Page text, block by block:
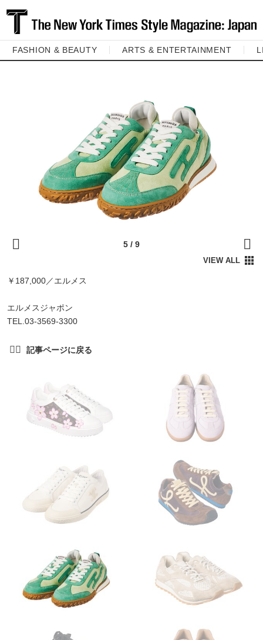
FASHION & BEAUTY ARTS & ENTERTAINMENT
￥187,000／エルメス
エルメスジャポン
TEL.03-3569-3300